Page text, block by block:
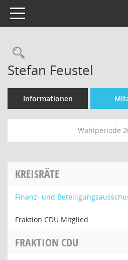
Toggle navigation
Rechercheauswahl
Stefan Feustel
Informationen
Wahlperiode
KREISRÄTE
Finanz- und
Fraktion CDU Mitglied
FRAKTION CDU